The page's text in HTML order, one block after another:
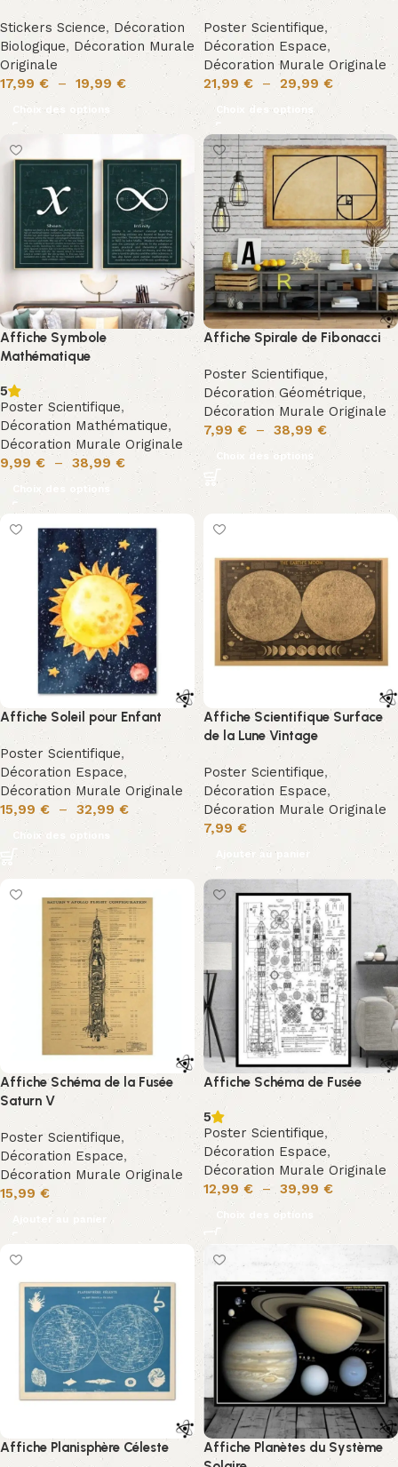
Stickers Science, Décoration
Biologique, Décoration Murale
Originale
17,99 € – 19,99 €
Choix des options
Poster Scientifique,
Décoration Espace,
Décoration Murale Originale
21,99€ – 29,99 €
Choix des options
Affiche Symbole
Mathématique
5
Poster Scientifique,
Décoration Mathématique,
Décoration Murale Originale
9,99 € – 38,99 €
Choix des options
Affiche Spirale de Fibonacci
Poster Scientifique,
Décoration Géométrique,
Décoration Murale Originale
7,99 € – 38,99 €
Choix des options
Affiche Soleil pour Enfant
Poster Scientifique,
Décoration Espace,
Décoration Murale Originale
15,99 € – 32,99 €
Choix des options
Affiche Scientifique Surface
de la Lune Vintage
Poster Scientifique,
Décoration Espace,
Décoration Murale Originale
7,99 €
Ajouter au panier
Affiche Schéma de la Fusée
Saturn V
Poster Scientifique,
Décoration Espace,
Décoration Murale Originale
15,99 €
Ajouter au panier
Affiche Schéma de Fusée
5
Poster Scientifique,
Décoration Espace,
Décoration Murale Originale
12,99 € – 39,99 €
Choix des options
Affiche Planisphère Céleste
Affiche Planètes du Système